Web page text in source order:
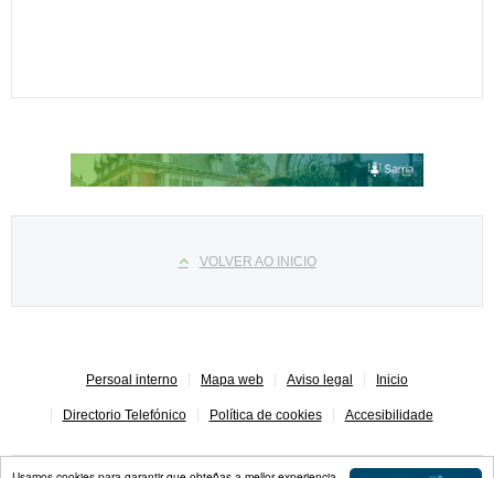
VOLVER AO INICIO
Persoal interno Mapa web Aviso legal Inicio
Directorio Telefónico Política de cookies Accesibilidade